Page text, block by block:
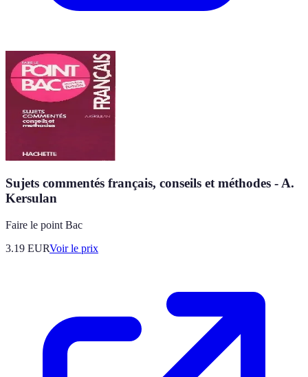
Sujets commentés français, conseils et méthodes - A.
Kersulan
Faire le point Bac
3.19 EURVoir le prix